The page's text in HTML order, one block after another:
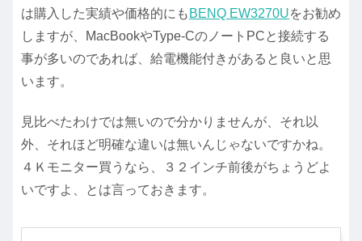
は購入した実績や価格的にも BENQ EW3270Uをお勧め
しますが、MacBookやType-CのノートPCと接続する
事が多いのであれば、給電機能付きがあると良いと思
います。
見比べたわけでは無いので分かりませんが、それ以
外、それほど明確な違いは無いんじゃないですかね。
４Ｋモニター買うなら、３２インチ前後がちょうどよ
いですよ、とは言っておきます。